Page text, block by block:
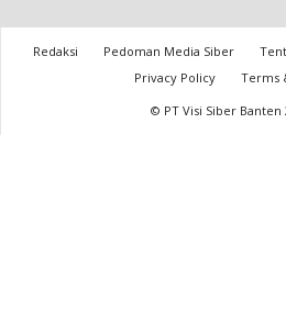
Redaksi Pedoman Media Siber
Privacy Policy
Terms
© PT Visi Siber Banten